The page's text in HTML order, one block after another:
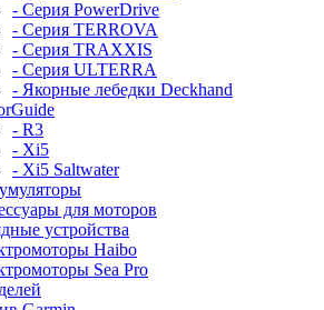
- Серия PowerDrive
- Серия TERROVA
- Серия TRAXXIS
- Серия ULTERRA
- Якорные лебедки Deckhand
- R3
- Xi5
- Xi5 Saltwater
для моторов
устройства
Haibo
Sea Pro